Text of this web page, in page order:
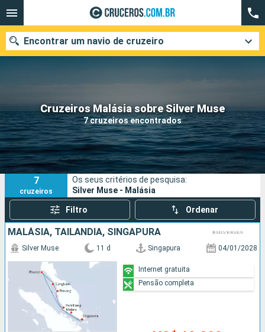
Cruzeiros Malásia sobre Silver Muse
7 cruzeiros encontrados
Encontrar um navio de cruzeiro
Quando ir?
Data de partida
Cidades Companhias
Pesquisar
7
cruzeiros
Os seus critérios de pesquisa:
Silver Muse - Malásia
Filtro Ordenar
MALÁSIA, TAILÃNDIA, SINGAPURA
Silver Muse 11 d Singapura 04/01/2028
Internet gratuita
Pensão completa